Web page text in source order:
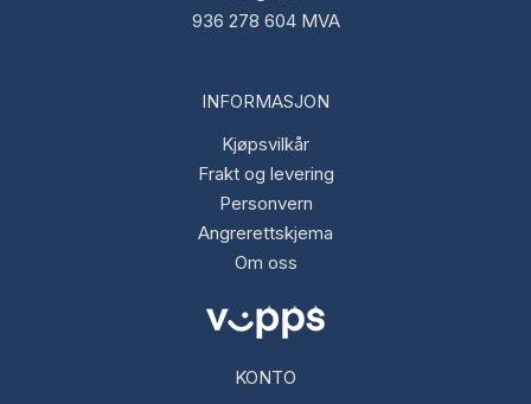
936 278 604 MVA
INFORMASJON
Kjøpsvilkår
Frakt og levering
Personvern
Angrerettskjema
Om oss
KONTO